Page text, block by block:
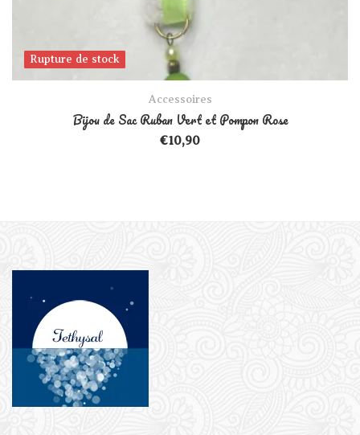
Rupture de stock
Rupture de stock
Accessoires
Bijou de Sac Ruban Vert et Pompon Rose
€10,90